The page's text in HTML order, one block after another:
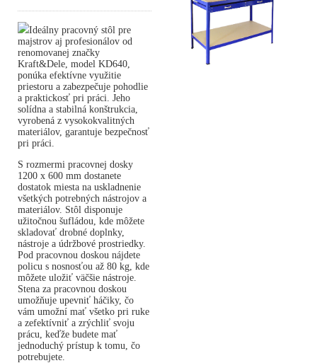
Ideálny pracovný stôl pre
majstrov aj profesionálov od
renomovanej značky
Kraft&Dele, model KD640,
ponúka efektívne využitie
priestoru a zabezpečuje pohodlie
a praktickosť pri práci. Jeho
solídna a stabilná konštrukcia,
vyrobená z vysokokvalitných
materiálov, garantuje bezpečnosť
pri práci.
S rozmermi pracovnej dosky
1200 x 600 mm dostanete
dostatok miesta na uskladnenie
všetkých potrebných nástrojov a
materiálov. Stôl disponuje
užitočnou šufládou, kde môžete
skladovať drobné doplnky,
nástroje a údržbové prostriedky.
Pod pracovnou doskou nájdete
policu s nosnosťou až 80 kg, kde
môžete uložiť väčšie nástroje.
Stena za pracovnou doskou
umožňuje upevniť háčiky, čo
vám umožní mať všetko pri ruke
a zefektívniť a zrýchliť svoju
prácu, keďže budete mať
jednoduchý prístup k tomu, čo
potrebujete.